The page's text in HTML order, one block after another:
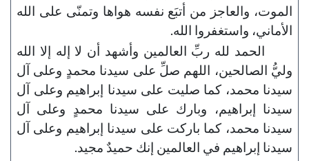
الموت، والعاجز من أتبَع نفسه هواها وتمنّى على الله
الأماني، واستغفروا الله.
الحمد لله ربِّ العالمين وأشهد أن لا إله إلا الله
وليُّ الصالحين، اللهم صلِّ على سيدنا محمدٍ وعلى آل
سيدنا محمد، كما صليت على سيدنا إبراهيم وعلى آل
سيدنا إبراهيم، وبارك على سيدنا محمدٍ وعلى آل
سيدنا محمد، كما باركت على سيدنا إبراهيم وعلى آل
سيدنا إبراهيم في العالمين إنك حميدٌ مجيد.